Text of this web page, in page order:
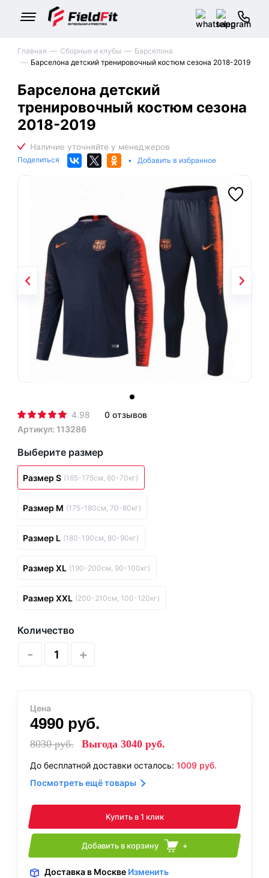
Главная Сборные и клубы
Барселона
Барселона детский тренировочный костюм сезона 2018-2019
Барселона детский
тренировочный костюм сезона
2018-2019
Поделиться • Добавить в избранное
4.98
0 отзывов
Артикул: 113286
Выберите размер
Размер S (165-175см, 60-70кг)
Размер M (175-180см, 70-80кг)
Размер L (180-190см, 80-90кг)
Размер XL (190-200см, 90-100кг)
Размер XXL (200-210см, 100-120кг)
Количество
- +
Цена
4990 руб.
8030руб. Выгода 3040 руб.
До бесплатной доставки осталось: 1009 руб.
Посмотреть ещё товары
Купить в 1 клик
Добавить в корзину +
Доставка в Москве Изменить